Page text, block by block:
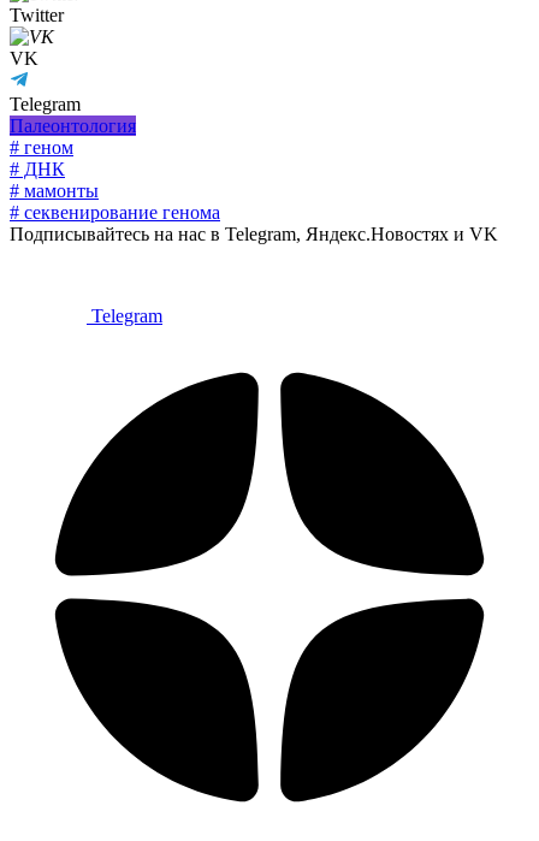
Twitter
VK
Telegram
Палеонтология
# геном
# ДНК
# мамонты
# секвенирование генома
Подписывайтесь на нас в Telegram, Яндекс.Новостях и VK
Telegram